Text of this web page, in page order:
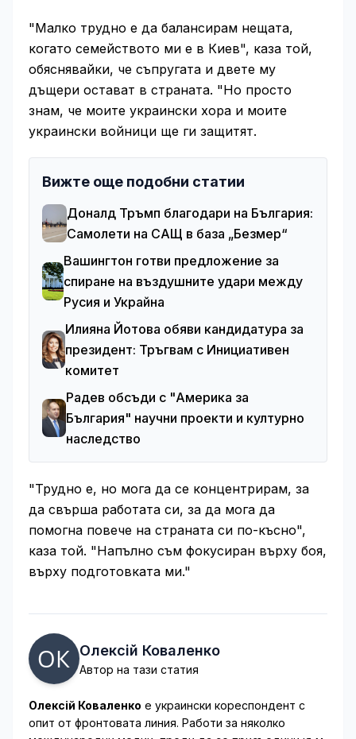
"Малко трудно е да балансирам нещата,
когато семейството ми е в Киев", каза той,
обяснявайки, че съпругата и двете му
дъщери остават в страната. "Но просто
знам, че моите украински хора и моите
украински войници ще ги защитят.
Вижте още подобни статии
Доналд Тръмп благодари на България:
Самолети на САЩ в база „Безмер“
Вашингтон готви предложение за
спиране на въздушните удари между
Русия и Украйна
Илияна Йотова обяви кандидатура за
президент: Тръгвам с Инициативен
комитет
Радев обсъди с "Америка за
България" научни проекти и културно
наследство
"Трудно е, но мога да се концентрирам, за
да свърша работата си, за да мога да
помогна повече на страната си по-късно",
каза той. "Напълно съм фокусиран върху боя,
върху подготовката ми."
Олексій Коваленко
Автор на тази статия
Олексій Коваленко е украински кореспондент с
опит от фронтовата линия. Работи за няколко